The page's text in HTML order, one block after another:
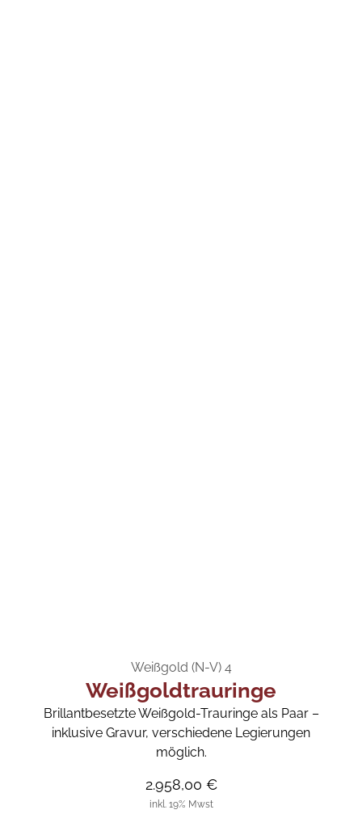
Weißgold (N-V) 4
Weißgoldtrauringe
Brillantbesetzte Weißgold-Trauringe als Paar –
inklusive Gravur, verschiedene Legierungen
möglich.
2.958,00 €
inkl. 19% Mwst